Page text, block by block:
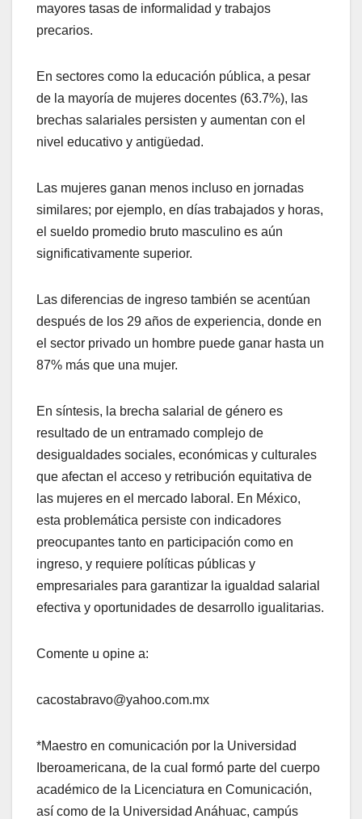
mayores tasas de informalidad y trabajos
precarios.
En sectores como la educación pública, a pesar
de la mayoría de mujeres docentes (63.7%), las
brechas salariales persisten y aumentan con el
nivel educativo y antigüedad.
Las mujeres ganan menos incluso en jornadas
similares; por ejemplo, en días trabajados y horas,
el sueldo promedio bruto masculino es aún
significativamente superior.
Las diferencias de ingreso también se acentúan
después de los 29 años de experiencia, donde en
el sector privado un hombre puede ganar hasta un
87% más que una mujer.
En síntesis, la brecha salarial de género es
resultado de un entramado complejo de
desigualdades sociales, económicas y culturales
que afectan el acceso y retribución equitativa de
las mujeres en el mercado laboral. En México,
esta problemática persiste con indicadores
preocupantes tanto en participación como en
ingreso, y requiere políticas públicas y
empresariales para garantizar la igualdad salarial
efectiva y oportunidades de desarrollo igualitarias.
Comente u opine a:
cacostabravo@yahoo.com.mx
*Maestro en comunicación por la Universidad
Iberoamericana, de la cual formó parte del cuerpo
académico de la Licenciatura en Comunicación,
así como de la Universidad Anáhuac, campús